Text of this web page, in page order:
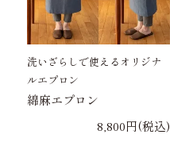
洗いざらしで使えるオリジナ
ルエプロン
綿麻エプロン
8,800円(税込)